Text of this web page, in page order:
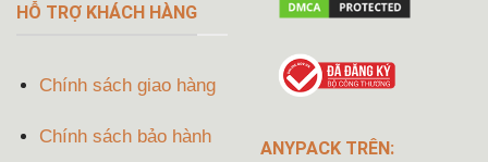
HỖ TRỢ KHÁCH HÀNG
Chính sách giao hàng
Chính sách bảo hành
ANYPACK TRÊN: